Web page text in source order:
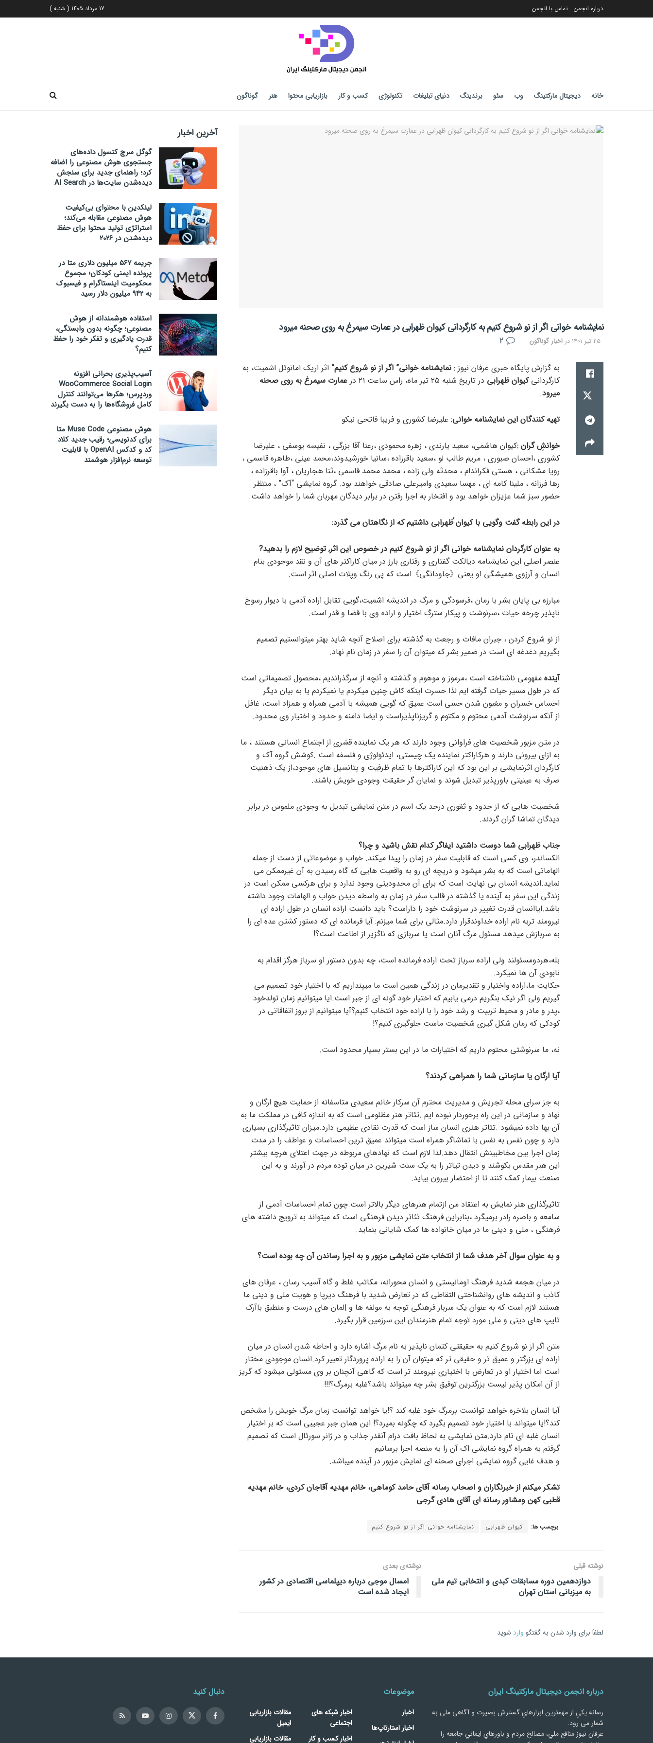
درباره انجمن تماس با انجمن 17 مرداد 1405 ( شنبه )
خانه دیجیتال مارکتینگ وب سئو برندینگ دنیای تبلیغات تکنولوژی کسب و کار بازاریابی محتوا هنر گوناگون
نمایشنامه خوانی اگر از نو شروع کنیم به کارگردانی کیوان ظهرابی در عمارت سیمرغ به روی صحنه میرود
25 تیر 1401 دراخبار گوناگون
به گزارش پایگاه خبری عرفان نیوز : نمایشنامه خوانی” اگر از نو شروع کنیم” اثر اریک امانوئل اشمیت، به
کارگردانی کیوان ظهرابی در تاریخ شنبه ۲۵ تیر ماه، راس ساعت ۲۱ در
عمارت سیمرغ به روی صحنه
میرود.
تهیه کنندگان این نمایشنامه خوانی: علیرضا کشوری و فریبا فاتحی نیکو
خوانشِ گران :کیوان هاشمی، سعید یارندی ، زهره محمودی ،رعنا آقا بزرگی ، نفیسه یوسفی ، علیرضا
کشوری ،احسان صبوری ، مریم طالب لو ،سعید باقرزاده ،سانیا خورشیدوند،محمد عینی ،طاهره قاسمی ،
رویا مشکانی ، هستی فکراندام ، محدثه ولی زاده ، محمد محمد قاسمی ،ثنا هجاریان ، آوا باقرزاده ،
رها فرزانه ، ملینا کامه ای ، مهسا سعیدی وامیرعلی صادقی خواهند بود. گروه نمایشی “آک” ، منتظر
حضور سبز شما عزیزان خواهد بود و افتخار به اجرا رفتن در برابر دیدگان مهربان شما را خواهد داشت.
در این رابطه گفت وگویی با کیوان ُظهرابی داشتیم که از نگاهتان می گذرد:
به عنوان کارگردان نمایشنامه خوانی اگر از نو شروع کنیم در خصوص این اثر, توضیح لازم را بدهید?
عنصر اصلی این نمایشنامه دیالکت گفتاری و رفتاری بارز در میان کاراکتر های آن و نقد موجودی بنام
انسان و آرزوی همیشگی او یعنی《جاودانگی》است که پی رنگ وپلات اصلی اثر است.
مبارزه بی پایان بشر با زمان ،فرسودگی و مرگ در اندیشه اشمیت،گویی تقابل اراده آدمی با دیوار رسوخ
ناپذیر چرخه حیات ،سرنوشت و پیکار سترگ اختیار و اراده وی با قضا و قدر است.
از نو شروع کردن ، جبران مافات و رجعت به گذشته برای اصلاح آنچه شاید بهتر میتوانستیم تصمیم
بگیریم دغدغه ای است در ضمیر بشر که میتوان آن را سفر در زمان نام نهاد.
آینده مفهومی ناشناخته است ،مرموز و موهوم و گذشته و آنچه از سرگذراندیم ،محصول تصمیماتی است
که در طول مسیر حیات گرفته ایم لذا حسرت اینکه کاش چنین میکردم یا نمیکردم یا به بیان دیگر
احساس خسران و مغبون شدن حسی است عمیق که گویی همیشه با آدمی همراه و همزاد است، غافل
از آنکه سرنوشت آدمی محتوم و مکتوم و گریزناپذیراست و ایضا دامنه و حدود و اختیار وی محدود.
در متن مزبور شخصیت های فراوانی وجود دارند که هر یک نماینده قشری از اجتماع انسانی هستند ، ما
به ازای بیرونی دارند و هرکاراکتر نماینده یک چیستی، ایدئولوژی و فلسفه است .کوشش گروه آک و
کارگردان اثرنمایشی بر این بود که این کاراکترها با تمام ظرفیت و پتانسیل های موجود،از یک ذهنیت
صرف به عینیتی باورپذیر تبدیل شوند و نمایان گر حقیقت وجودی خویش باشند.
شخصیت هایی که از حدود و ثغوری درحد یک اسم در متن نمایشی تبدیل به وجودی ملموس در برابر
دیدگان تماشا گران گردند.
جناب ظهرابی شما دوست داشتید ایفاگر کدام نقش باشید و چرا؟
الکساندر، وی کسی است که قابلیت سفر در زمان را پیدا میکند. خواب و موضوعاتی از دست از جمله
الهاماتی است که به بشر میشود و دریچه ای رو به واقعیت هایی که گاه رسیدن به آن غیرممکن می
نماید.اندیشه انسان بی نهایت است که برای آن محدودیتی وجود ندارد و برای هرکسی ممکن است در
زندگی این سفر به آینده یا گذشته در قالب سفر در زمان به واسطه دیدن خواب و الهامات وجود داشته
باشد.ایاانسان قدرت تغییر در سرنوشت خود را داراست؟ باید دانست اراده انسان در طول اراده ای
نیرومند تربه نام اراده خداوندقرار دارد.مثالی برای شما میزنم: آیا فرمانده ای که دستور کشتن عده ای را
به سربازش میدهد مسئول مرگ آنان است یا سربازی که ناگزیر از اطاعت است؟!
بله،هردومسئولند ولی اراده سرباز تحت اراده فرمانده است، چه بدون دستور او سرباز هرگز اقدام به
نابودی آن ها نمیکرد.
حکایت ما،اراده واختیار و تقدیرمان در زندگی همین است ما میپنداریم که با اختیار خود تصمیم می
گیریم ولی اگر نیک بنگریم درمی یابیم که اختیار خود گونه ای از جبر است.ایا میتوانیم زمان تولدخود
،پدر و مادر و محیط تربیت و رشد خود را با اراده خود انتخاب کنیم؟آیا میتوانیم از بروز اتفاقاتی در
کودکی که زمان شکل گیری شخصیت ماست جلوگیری کنیم؟!
نه، ما سرنوشتی محتوم داریم که اختیارات ما در این بستر بسیار محدود است.
آیا ارگان یا سازمانی شما را همراهی کردند؟
به جز سرای محله تجریش و مدیریت محترم آن سرکار خانم سعیدی متاسفانه از حمایت هیچ ارگان و
نهاد و سازمانی در این راه برخوردار نبوده ایم ‌.تئاتر هنر مظلومی است که به اندازه کافی در مملکت ما به
آن بها داده نمیشود .تئاتر هنری انسان ساز است که قدرت نقادی عظیمی دارد.میزان تاثیرگذاری بسیاری
دارد و چون نفس به نفس با تماشاگر همراه است میتواند عمیق ترین احساسات و عواطف را در مدت
زمان اجرا بین مخاطبینش انتقال دهد.لذا لازم است که نهادهای مربوطه در جهت اعتلای هرچه بیشتر
این هنر مقدس بکوشند و دیدن تیاتر را به یک سنت شیرین در میان توده مردم در آورند و به این
صنعت بیمار کمک کنند تا از احتضار بیرون بیاید.
تاثیرگذاری هنر نمایش به اعتقاد من ازتمام هنرهای دیگر بالاتر است.چون تمام احساسات آدمی از
سامعه و باصره رادر برمیگرد ،بنابراین فرهنگ تئاتر دیدن فرهنگی است که میتواند به ترویج داشته های
فرهنگی ، ملی و دینی ما در میان خانواده ها کمک شایانی بنماید.
و به عنوان سوال آخر هدف شما از انتخاب متن نمایشی مزبور و به اجرا رساندن آن چه بوده است؟
در میان هجمه شدید فرهنگ اومانیستی و انسان محورانه، مکاتب غلط و گاه آسیب رسان ، عرفان های
کاذب و اندیشه های روانشناختی التقاطی که در تعارض شدید با فرهنگ دیرپا و هویت ملی و دینی ما
هستند لازم است که به عنوان یک سرباز فرهنگی توجه به مولفه ها و اِلمان های درست و منطبق باآرک
تایپ های دینی و ملی مورد توجه تمام هنرمندان این سرزمین قرار بگیرد.
متن اگر از نو شروع کنیم به حقیقتی کتمان ناپذیر به نام مرگ اشاره دارد و احاطه شدن انسان در میان
اراده ای بزرگتر و عمیق تر و حقیقی تر که میتوان آن را به اراده پروردگار تعبیر کرد.انسان موجودی مختار
است اما اختیار او در تعارض با اختیاری نیرومند تر است که گاهی آنچنان بر وی مستولی میشود که گریز
از آن امکان پذیر نیست بزرگترین توفیق بشر چه میتواند باشد؟غلبه برمرگ؟!!!
آیا انسان بلاخره خواهد توانست برمرگ خود غلبه کند ؟!یا خواهد توانست زمان مرگ خویش را مشخص
کند؟!یا میتواند با اختیار خود تصمیم بگیرد که چگونه بمیرد؟! این همان جبر عجیبی است که بر اختیار
انسان غلبه ای تام دارد.متن نمایشی به لحاظ بافت درام آنقدر جذاب و در ژانر سورئال است که تصمیم
گرفتم به همراه گروه نمایشی اک آن را به منصه اجرا برسانیم
و هدف غایی گروه نمایشی اجرای صحنه ای نمایش مزبور در آینده میباشد.
تشکر میکنم از خبرنگاران و اصحاب رسانه آقای حامد کوماهی، خانم مهدیه آقاجان کردی، خانم مهدیه
قطبی کهن ومشاور رسانه ای آقای هادی گرجی
برچسب ها: کیوان ظهرابی نمایشنامه خوانی اگر از نو شروع کنیم
نوشته قبلی
دوازدهمین دوره مسابقات کبدی و انتخابی تیم ملی
به میزبانی استان تهران
نوشته‌ی بعدی
امسال موجی درباره دیپلماسی اقتصادی در کشور
ایجاد شده است
لطفاَ برای وارد شدن به گفتگو وارد شوید
آخرین اخبار
گوگل سرچ کنسول داده‌های
جستجوی هوش مصنوعی را اضافه
کرد؛ راهنمای جدید برای سنجش
دیده‌شدن سایت‌ها در AI Search
لینکدین با محتوای بی‌کیفیت
هوش مصنوعی مقابله می‌کند؛
استراتژی تولید محتوا برای حفظ
دیده‌شدن در ۲۰۲۶
جریمه ۵۶۷ میلیون دلاری متا در
پرونده ایمنی کودکان؛ مجموع
محکومیت اینستاگرام و فیسبوک
به ۹۴۲ میلیون دلار رسید
استفاده هوشمندانه از هوش
مصنوعی؛ چگونه بدون وابستگی،
قدرت یادگیری و تفکر خود را حفظ
کنیم؟
آسیب‌پذیری بحرانی افزونه
WooCommerce Social Login
وردپرس؛ هکرها می‌توانند کنترل
کامل فروشگاه‌ها را به دست بگیرند
هوش مصنوعی Muse Code متا
برای کدنویسی؛ رقیب جدید کلاد
کد و کدکس OpenAI با قابلیت
توسعه نرم‌افزار هوشمند
درباره انجمن دیجیتال مارکتینگ ایران
رسانه يكي از مهمترین ابزارهاي گسترش بصیرت و آگاهی ملی به
شمار می رود.
عرفان نیوز منافع ملي، مصالح مردم و باورهاي ايماني جامعه را
موضوعات
اخبار
اخبار استارتاپ‌ها
اخبار شبکه های
اجتماعی
اخبار کسب و کار
مقالات بازاریابی
ایمیل
مقالات بازاریابی
دنبال کنید